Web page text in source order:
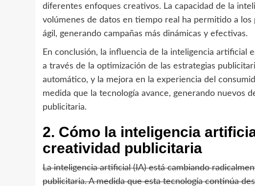
diferentes enfoques creativos. La capacidad de la
volúmenes de datos en tiempo real ha permitido a los
ágil, generando campañas más dinámicas y efectivas.
En conclusión, la influencia de la inteligencia artificial
a través de la optimización de las estrategias
automático, y la mejora en la experiencia del
medida que la tecnología avance, generando nuevos
publicitaria.
2. Cómo la inteligencia
creatividad publicitaria
La inteligencia artificial (IA) está cambiando
publicitaria. A medida que esta tecnología continúa